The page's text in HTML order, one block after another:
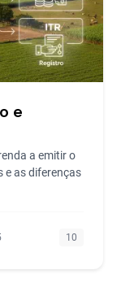
e
a emitir o
e as diferenças
10